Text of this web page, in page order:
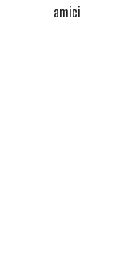
amici